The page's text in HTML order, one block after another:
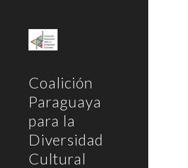
Coalición
Paraguaya
para la
Diversidad
Cultural